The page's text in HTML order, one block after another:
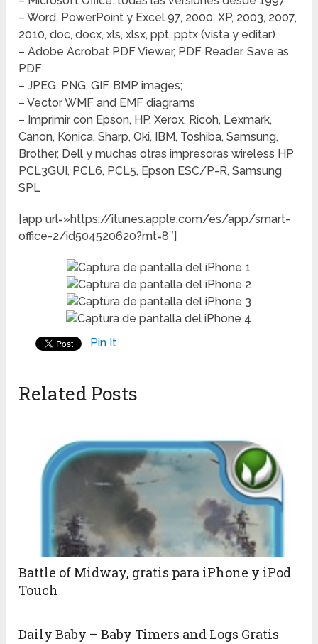
– Word, PowerPoint y Excel 97, 2000, XP, 2003, 2007,
2010, doc, docx, xls, xlsx, ppt, pptx (vista y editar)
– Adobe Acrobat PDF Viewer, PDF Reader, Save as
PDF
– JPEG, PNG, GIF, BMP images;
– Vector WMF and EMF diagrams
– Imprimir con Epson, HP, Xerox, Ricoh, Lexmark,
Canon, Konica, Sharp, Oki, IBM, Toshiba, Samsung,
Brother, Dell y muchas otras impresoras wireless HP
PCL3GUI, PCL6, PCL5, Epson ESC/P-R, Samsung
SPL
[app url=»https://itunes.apple.com/es/app/smart-
office-2/id504520620?mt=8″]
Pin It
Related Posts
Battle of Midway, gratis para iPhone y iPod
Touch
Daily Baby – Baby Timers and Logs Gratis